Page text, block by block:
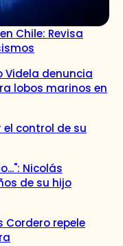
Chile: Revisa
Videla denuncia
lobos marinos en
control de su
Nicolás
de su hijo
Cordero repele